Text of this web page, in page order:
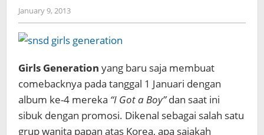
January 9, 2013by
Koreanindo
Girls Generation yang baru saja membuat
comebacknya pada tanggal 1 Januari dengan
album ke-4 mereka “I Got a Boy”dan saat ini
sibuk dengan promosi. Dikenal sebagai salah satu
grup wanita papan atas Korea, apa sajakah